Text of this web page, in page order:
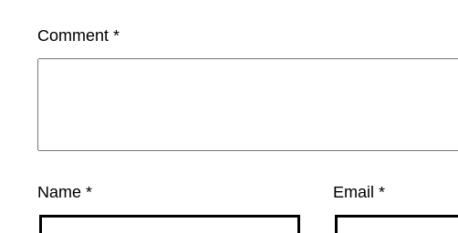
Comment *
Name * Email *